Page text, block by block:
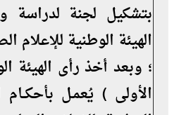
بتشكيل لجنة لدراسة
؛ وبعد أخذ رأى الهيئة
الأولى ) يُعمـل بأحكــام